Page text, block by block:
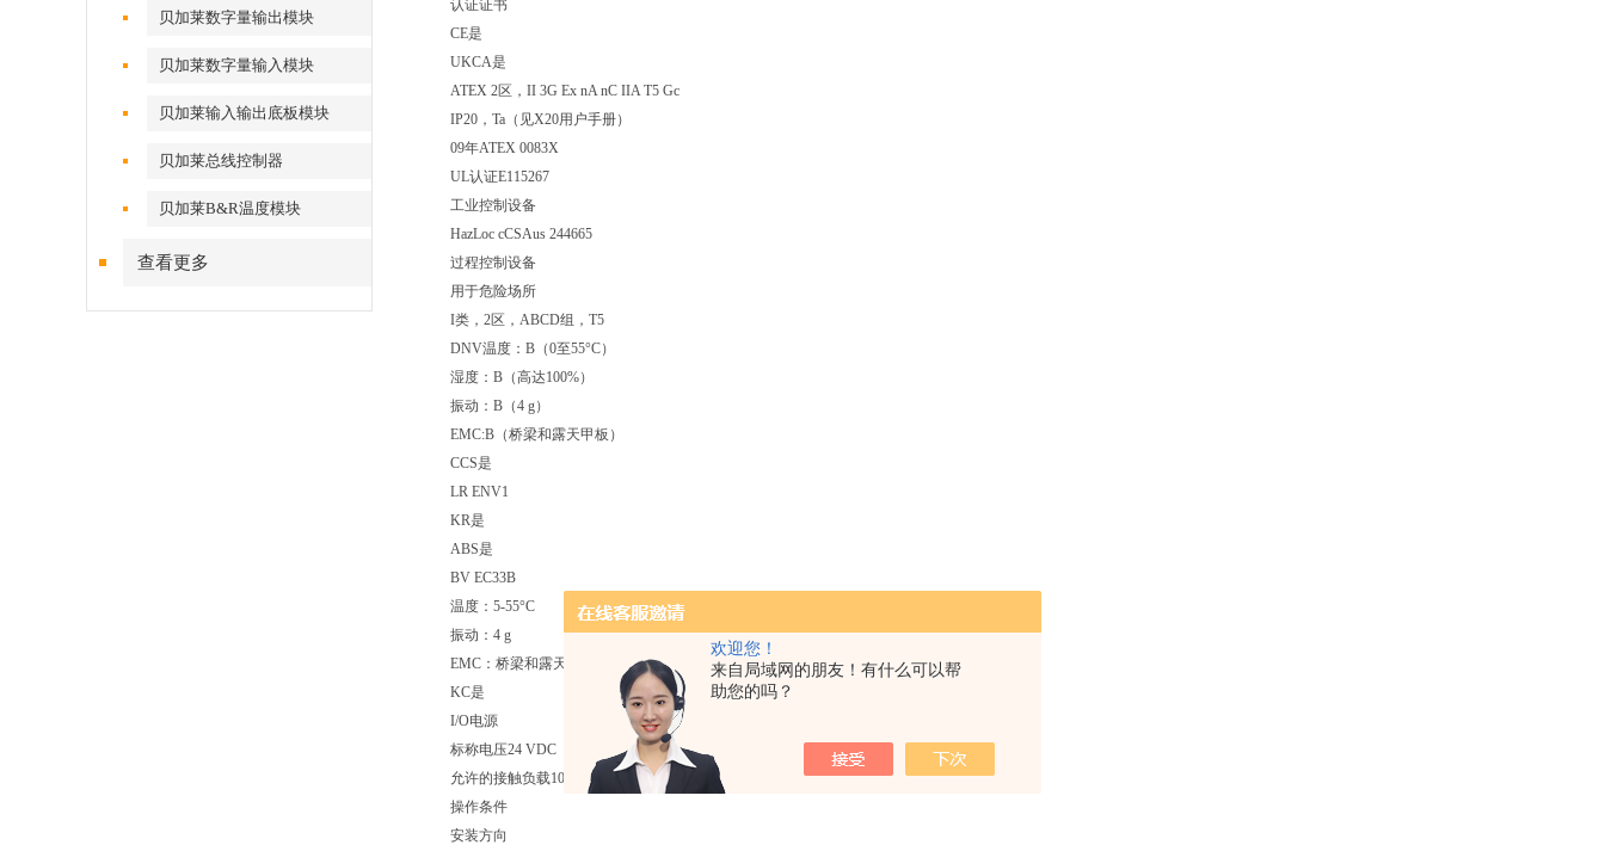
欢迎您！
来自局域网的朋友！有什么可以帮
助您的吗？
贝加莱数字量输出模块
贝加莱数字量输入模块
贝加莱输入输出底板模块
贝加莱总线控制器
贝加莱B&R温度模块
查看更多
认证证书
CE是
UKCA是
ATEX 2区，II 3G Ex nA nC IIA T5 Gc
IP20，Ta（见X20用户手册）
09年ATEX 0083X
UL认证E115267
工业控制设备
HazLoc cCSAus 244665
过程控制设备
用于危险场所
I类，2区，ABCD组，T5
DNV温度：B（0至55°C）
湿度：B（高达100%）
振动：B（4 g）
EMC:B（桥梁和露天甲板）
CCS是
LR ENV1
KR是
ABS是
BV EC33B
温度：5-55°C
振动：4 g
EMC：桥梁和露天甲板
KC是
I/O电源
标称电压24 VDC
允许的接触负载10A
操作条件
安装方向